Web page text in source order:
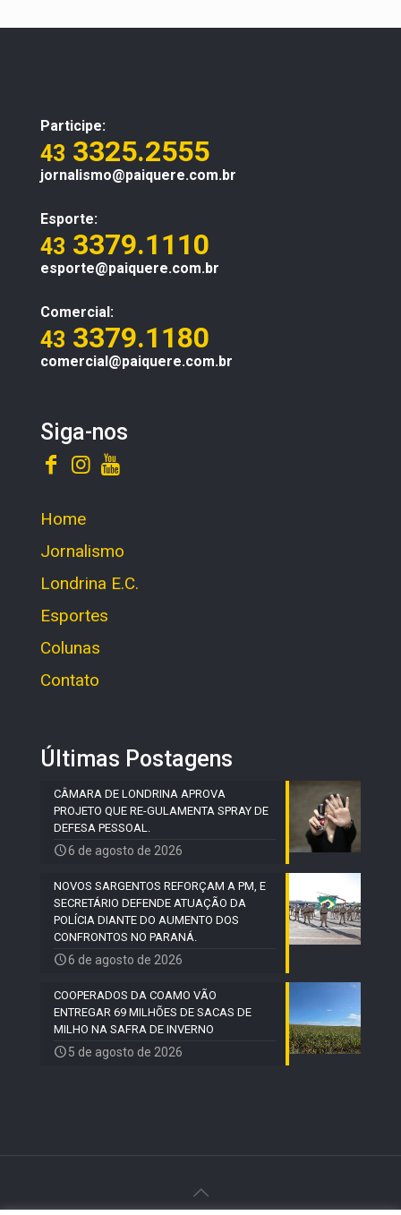
Participe:
43 3325.2555
jornalismo@paiquere.com.br
Esporte:
43 3379.1110
esporte@paiquere.com.br
Comercial:
43 3379.1180
comercial@paiquere.com.br
Siga-nos
Home
Jornalismo
Londrina E.C.
Esportes
Colunas
Contato
Últimas Postagens
CÂMARA DE LONDRINA APROVA
PROJETO QUE RE-GULAMENTA SPRAY DE
DEFESA PESSOAL.
6 de agosto de 2026
NOVOS SARGENTOS REFORÇAM A PM, E
SECRETÁRIO DEFENDE ATUAÇÃO DA
POLÍCIA DIANTE DO AUMENTO DOS
CONFRONTOS NO PARANÁ.
6 de agosto de 2026
COOPERADOS DA COAMO VÃO
ENTREGAR 69 MILHÕES DE SACAS DE
MILHO NA SAFRA DE INVERNO
5 de agosto de 2026